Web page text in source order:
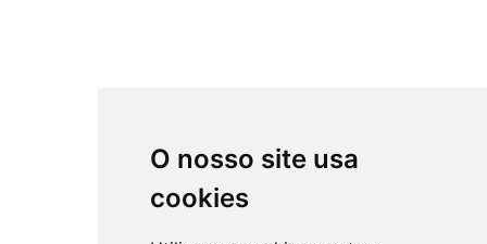
O nosso site usa
cookies